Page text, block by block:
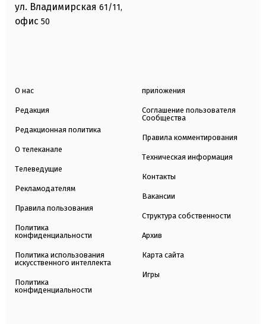
ул. Владимирская 61/11,
офис 50
О нас
Редакция
Редакционная политика
О телеканале
Телеведущие
Рекламодателям
Правила пользования
Политика
конфиденциальности
Политика использования
искусственного интеллекта
Политика
конфиденциальности
приложения
Соглашение пользователя
Сообщества
Правила комментирования
Техническая информация
Контакты
Вакансии
Структура собственности
Архив
Карта сайта
Игры